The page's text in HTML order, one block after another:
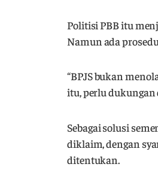
Politisi PBB itu
Namun ada
“BPJS bukan
itu, perlu dukungan
Sebagai solusi
diklaim, dengan
ditentukan.